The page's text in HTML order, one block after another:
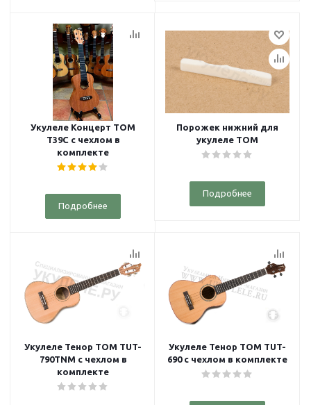
Укулеле Концерт TOM
T39C с чехлом в
комплекте
Подробнее
Порожек нижний для
укулеле TOM
Подробнее
Укулеле Тенор TOM TUT-
790TNM с чехлом в
комплекте
Укулеле Тенор TOM TUT-
690 с чехлом в комплекте